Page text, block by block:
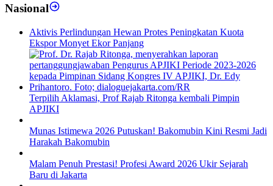
Nasional
Aktivis Perlindungan Hewan Protes Peningkatan Kuota
Ekspor Monyet Ekor Panjang
Terpilih Aklamasi, Prof Rajab Ritonga kembali Pimpin
APJIKI
Munas Istimewa 2026 Putuskan! Bakomubin Kini Resmi Jadi
Harakah Bakomubin
Malam Penuh Prestasi! Profesi Award 2026 Ukir Sejarah
Baru di Jakarta